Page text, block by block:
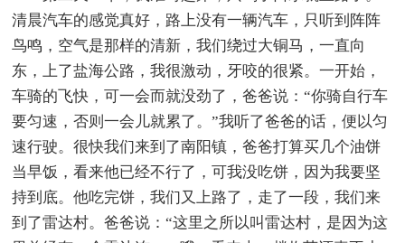
清晨汽车的感觉真好，路上没有一辆汽车，只听到阵阵
鸟鸣，空气是那样的清新，我们绕过大铜马，一直向
东，上了盐海公路，我很激动，牙咬的很紧。一开始，
车骑的飞快，可一会而就没劲了，爸爸说：“你骑自行车
要匀速，否则一会儿就累了。”我听了爸爸的话，便以匀
速行驶。很快我们来到了南阳镇，爸爸打算买几个油饼
当早饭，看来他已经不行了，可我没吃饼，因为我要坚
持到底。他吃完饼，我们又上路了，走了一段，我们来
到了雷达村。爸爸说：“这里之所以叫雷达村，是因为这